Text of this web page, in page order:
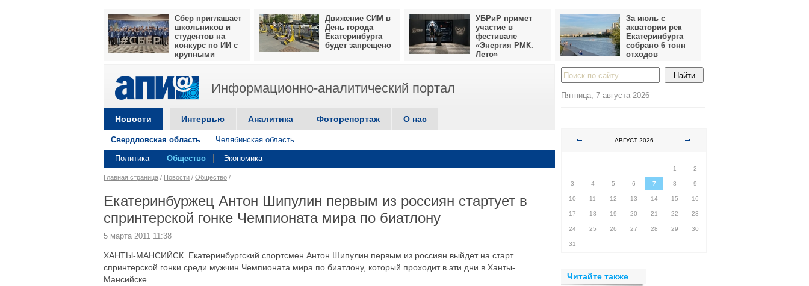
Сбер приглашает
школьников и
студентов на
конкурс по ИИ с
крупными
Движение СИМ в
День города
Екатеринбурга
будет запрещено
УБРиР примет
участие в
фестивале
«Энергия РМК.
Лето»
За июль с
акватории рек
Екатеринбурга
собрано 6 тонн
отходов
Информационно-аналитический портал
Новости Интервью Аналитика Фоторепортаж О нас
Свердловская область Челябинская область
Политика Общество Экономика
Главная страница / Новости / Общество /
Екатеринбуржец Антон Шипулин первым из россиян стартует в
спринтерской гонке Чемпионата мира по биатлону
5 марта 2011 11:38
ХАНТЫ-МАНСИЙСК. Екатеринбургский спортсмен Антон Шипулин первым из россиян выйдет на старт
спринтерской гонки среди мужчин Чемпионата мира по биатлону, который проходит в эти дни в Ханты-
Мансийске.
Пятница, 7 августа 2026
АВГУСТ 2026
1
2
3 4 5 6 7 8 9
10 11 12 13 14 15 16
17 18 19 20 21 22 23
24 25 26 27 28 29 30
31
Читайте также